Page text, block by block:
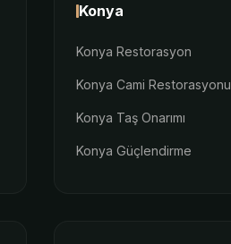
Konya
Konya Restorasyon
Konya Cami Restorasyonu
Konya Taş Onarımı
Konya Güçlendirme